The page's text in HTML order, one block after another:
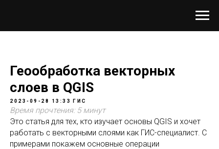
Геообработка векторных
слоев в QGIS
2023-09-28 13:33 ГИС
Время прочтения: 5 минут
Это статья для тех, кто изучает основы QGIS и хочет
работать с векторными слоями как ГИС-специалист. С
примерами покажем основные операции